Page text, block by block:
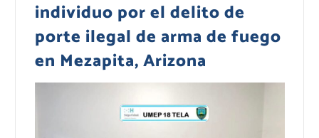
individuo por el delito de
porte ilegal de arma de fuego
en Mezapita, Arizona